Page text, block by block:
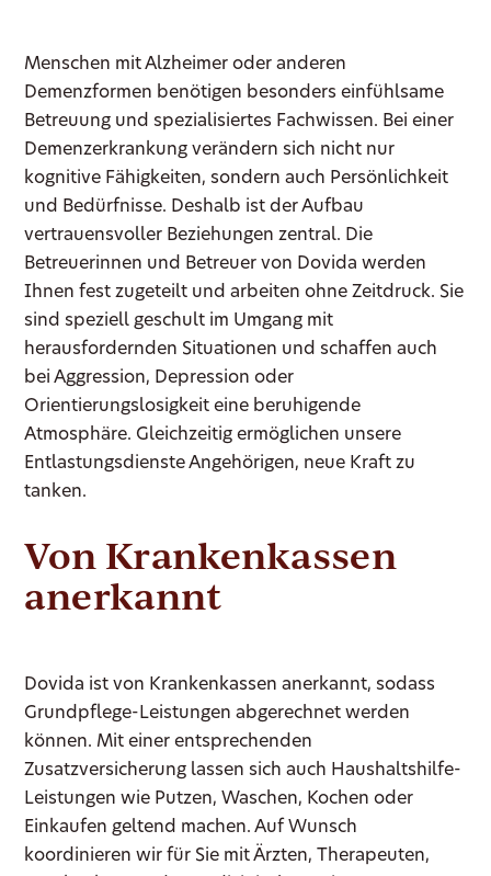
Menschen mit Alzheimer oder anderen
Demenzformen benötigen besonders einfühlsame
Betreuung und spezialisiertes Fachwissen. Bei einer
Demenzerkrankung verändern sich nicht nur
kognitive Fähigkeiten, sondern auch Persönlichkeit
und Bedürfnisse. Deshalb ist der Aufbau
vertrauensvoller Beziehungen zentral. Die
Betreuerinnen und Betreuer von Dovida werden
Ihnen fest zugeteilt und arbeiten ohne Zeitdruck. Sie
sind speziell geschult im Umgang mit
herausfordernden Situationen und schaffen auch
bei Aggression, Depression oder
Orientierungslosigkeit eine beruhigende
Atmosphäre. Gleichzeitig ermöglichen unsere
Entlastungsdienste Angehörigen, neue Kraft zu
tanken.
Von Krankenkassen
anerkannt
Dovida ist von Krankenkassen anerkannt, sodass
Grundpflege-Leistungen abgerechnet werden
können. Mit einer entsprechenden
Zusatzversicherung lassen sich auch Haushaltshilfe-
Leistungen wie Putzen, Waschen, Kochen oder
Einkaufen geltend machen. Auf Wunsch
koordinieren wir für Sie mit Ärzten, Therapeuten,